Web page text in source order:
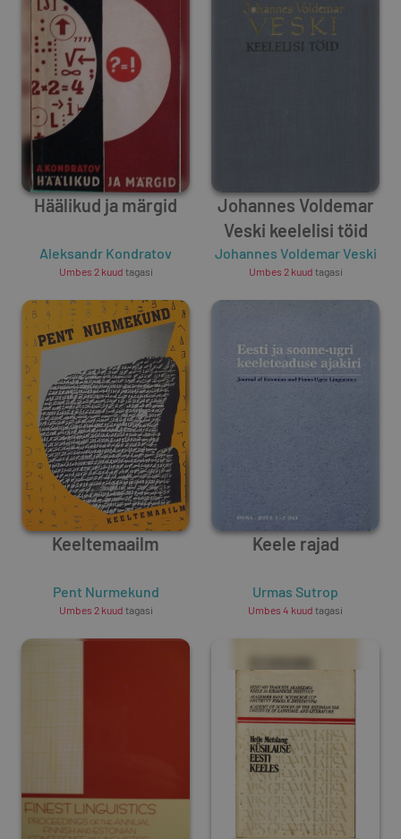
Häälikud ja märgid
Aleksandr Kondratov
Umbes 2 kuud tagasi
Johannes Voldemar
Veski keelelisi töid
Johannes Voldemar Veski
Umbes 2 kuud tagasi
Keeltemaailm
Pent Nurmekund
Umbes 2 kuud tagasi
Keele rajad
Urmas Sutrop
Umbes 4 kuud tagasi